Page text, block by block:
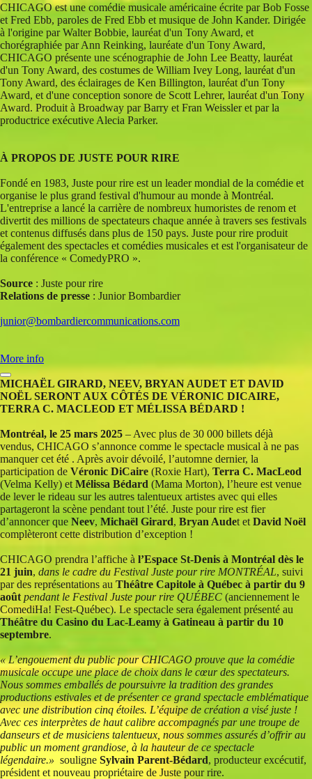
CHICAGO est une comédie musicale américaine écrite par Bob Fosse
et Fred Ebb, paroles de Fred Ebb et musique de John Kander. Dirigée
à l'origine par Walter Bobbie, lauréat d'un Tony Award, et
chorégraphiée par Ann Reinking, lauréate d'un Tony Award,
CHICAGO présente une scénographie de John Lee Beatty, lauréat
d'un Tony Award, des costumes de William Ivey Long, lauréat d'un
Tony Award, des éclairages de Ken Billington, lauréat d'un Tony
Award, et d'une conception sonore de Scott Lehrer, lauréat d'un Tony
Award. Produit à Broadway par Barry et Fran Weissler et par la
productrice exécutive Alecia Parker.
À PROPOS DE JUSTE POUR RIRE
Fondé en 1983, Juste pour rire est un leader mondial de la comédie et
organise le plus grand festival d'humour au monde à Montréal.
L'entreprise a lancé la carrière de nombreux humoristes de renom et
divertit des millions de spectateurs chaque année à travers ses festivals
et contenus diffusés dans plus de 150 pays. Juste pour rire produit
également des spectacles et comédies musicales et est l'organisateur de
la conférence « ComedyPRO ».
Source : Juste pour rire
Relations de presse : Junior Bombardier
junior@bombardiercommunications.com
More info
MICHAËL GIRARD, NEEV, BRYAN AUDET ET DAVID
NOËL SERONT AUX CÔTÉS DE VÉRONIC DICAIRE,
TERRA C. MACLEOD ET MÉLISSA BÉDARD !
Montréal, le 25 mars 2025 – Avec plus de 30 000 billets déjà
vendus, CHICAGO s’annonce comme le spectacle musical à ne pas
manquer cet été . Après avoir dévoilé, l’automne dernier, la
participation de Véronic DiCaire (Roxie Hart), Terra C. MacLeod
(Velma Kelly) et Mélissa Bédard (Mama Morton), l’heure est venue
de lever le rideau sur les autres talentueux artistes avec qui elles
partageront la scène pendant tout l’été. Juste pour rire est fier
d’annoncer que Neev, Michaël Girard, Bryan Audet et David Noël
complèteront cette distribution d’exception !
CHICAGO prendra l’affiche à l’Espace St-Denis à Montréal dès le
21 juin, dans le cadre du Festival Juste pour rire MONTRÉAL, suivi
par des représentations au Théâtre Capitole à Québec à partir du 9
août pendant le Festival Juste pour rire QUÉBEC (anciennement le
ComediHa! Fest-Québec). Le spectacle sera également présenté au
Théâtre du Casino du Lac-Leamy à Gatineau à partir du 10
septembre.
« L’engouement du public pour CHICAGO prouve que la comédie
musicale occupe une place de choix dans le cœur des spectateurs.
Nous sommes emballés de poursuivre la tradition des grandes
productions estivales et de présenter ce grand spectacle emblématique
avec une distribution cinq étoiles. L’équipe de création a visé juste !
Avec ces interprètes de haut calibre accompagnés par une troupe de
danseurs et de musiciens talentueux, nous sommes assurés d’offrir au
public un moment grandiose, à la hauteur de ce spectacle
légendaire.» souligne Sylvain Parent-Bédard, producteur excécutif,
président et nouveau propriétaire de Juste pour rire.